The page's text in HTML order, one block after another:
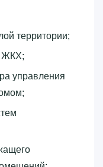
территории;
ЖКХ;
управления